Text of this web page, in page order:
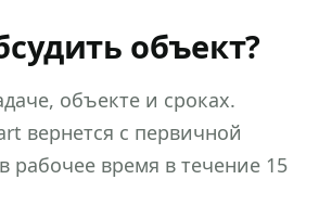
объект?
объекте и сроках.
вернется с первичной
рабочее время в течение 15